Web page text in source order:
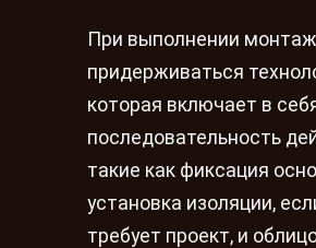
При выполнении
придерживаться
которая включает в
последовательность
такие как фиксация
установка изоляции,
требует проект, и